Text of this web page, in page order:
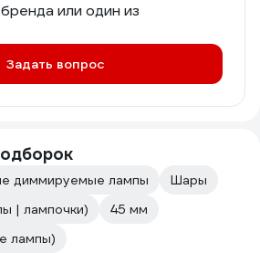
или один из
Задать вопрос
диммируемые лампы
Шары
| лампочки)
45 мм
лампы)